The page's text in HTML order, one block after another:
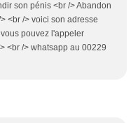
son pénis <br /> Abandon
<br /> voici son adresse
pouvez l'appeler
<br /> whatsapp au 00229